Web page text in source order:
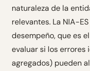
naturaleza de la
relevantes. La NIA-
desempeño, que es
evaluar si los
agregados) pueden